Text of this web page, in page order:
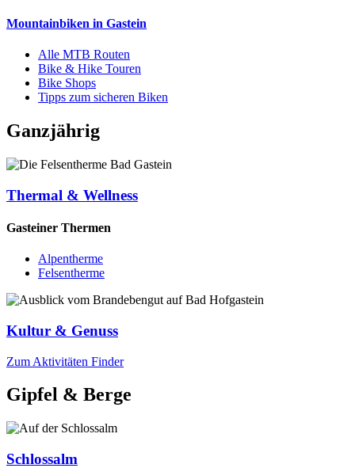
Mountainbiken in Gastein
Alle MTB Routen
Bike & Hike Touren
Bike Shops
Tipps zum sicheren Biken
Ganzjährig
Thermal & Wellness
Gasteiner Thermen
Alpentherme
Felsentherme
Kultur & Genuss
Zum Aktivitäten Finder
Gipfel & Berge
Schlossalm